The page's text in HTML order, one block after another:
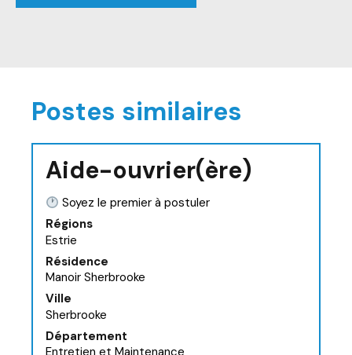
Postes similaires
Aide-ouvrier(ère)
Soyez le premier à postuler
Régions
Estrie
Résidence
Manoir Sherbrooke
Ville
Sherbrooke
Département